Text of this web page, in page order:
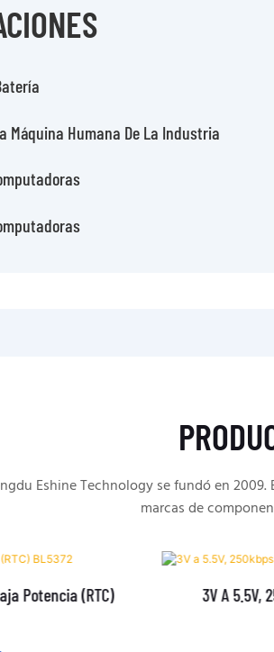
Máquina Humana De La Industria
Eshine Technology se fundó en
marcas de
Potencia (RTC)
3V A 5.5V,